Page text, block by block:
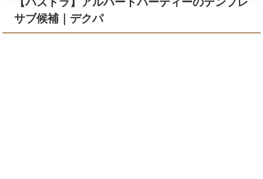
サブ候補｜デクパ